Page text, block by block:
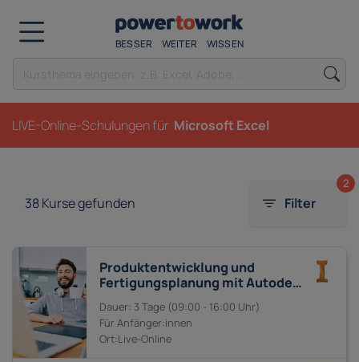
BESSER WEITER WISSEN
LIVE-Online-Schulungen für Microsoft Excel
38Kurse gefunden Filter
2
Produktentwicklung und
Fertigungsplanung mit Autodesk
Inventor, AutoCAD und Fusion
360
3 Tage 09:00 - 16:00
Anfänger:innen